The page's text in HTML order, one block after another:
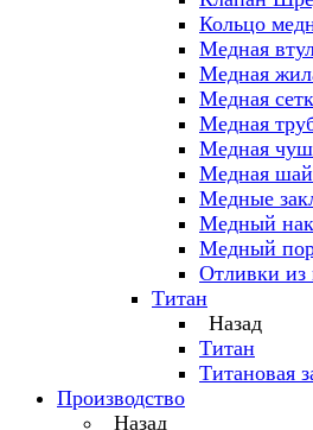
Кольцо
Медная
Медная
Медная
Медная
Медная
Медная
Медные
Медный
Медный
Отливки из
Титан
Назад
Титан
Титановая
Производство
Назад